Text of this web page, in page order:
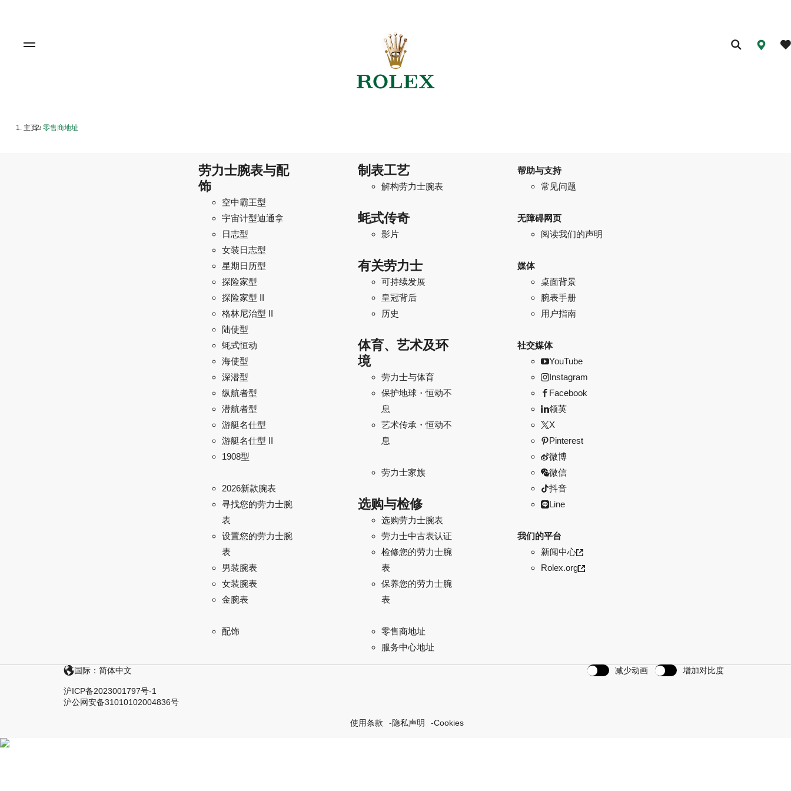
主页/ 零售商地址
劳力士腕表与配
饰
空中霸王型
宇宙计型迪通拿
日志型
女装日志型
星期日历型
探险家型
探险家型 II
格林尼治型 II
陆使型
蚝式恒动
海使型
深潜型
纵航者型
潜航者型
游艇名仕型
游艇名仕型 II
1908型
2026新款腕表
寻找您的劳力士腕
表
设置您的劳力士腕
表
男装腕表
女装腕表
金腕表
配饰
制表工艺
解构劳力士腕表
蚝式传奇
影片
有关劳力士
可持续发展
皇冠背后
历史
体育、艺术及环
境
劳力士与体育
保护地球・恒动不
息
艺术传承・恒动不
息
劳力士家族
选购与检修
选购劳力士腕表
劳力士中古表认证
检修您的劳力士腕
表
保养您的劳力士腕
表
零售商地址
服务中心地址
帮助与支持
常见问题
无障碍网页
阅读我们的声明
媒体
桌面背景
腕表手册
用户指南
社交媒体
YouTube
Instagram
Facebook
领英
X
Pinterest
微博
微信
抖音
Line
我们的平台
新闻中心
Rolex.org
国际：简体中文 减少动画 增加对比度
沪ICP备2023001797号-1
沪公网安备31010102004836号
使用条款 隐私声明 Cookies